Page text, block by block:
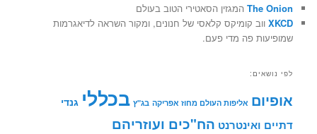
The Onion המגזין הסאטירי הטוב בעולם
XKCD ווב קומיקס קלאסי של חנונים, ומקור השראה לדיאגרמות
שמופיעות פה מדי פעם.
לפי נושאים:
אופיום אליפות העולם מחוז אפריקה בג"ץ בכללי גנדי
דתיים ואינטרנט הח"כים ועוזריהם